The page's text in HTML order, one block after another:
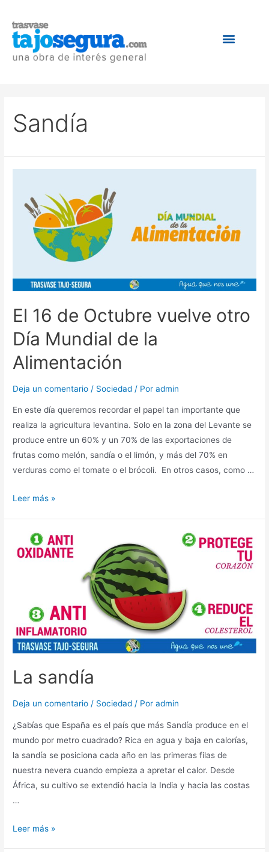
Sandía
El 16 de Octubre vuelve otro
Día Mundial de la
Alimentación
Deja un comentario / Sociedad / Poradmin
En este día queremos recordar el papel tan importante que
realiza la agricultura levantina. Solo en la zona del Levante se
produce entre un 60% y un 70% de las exportaciones de
frutas como melón, sandía o el limón, y más del 70% en
verduras como el tomate o el brócoli. En otros casos, como …
Leer más »
La sandía
Deja un comentario / Sociedad / Poradmin
¿Sabías que España es el país que más Sandía produce en el
mundo por metro cuadrado? Rica en agua y baja en calorías,
la sandía se posiciona cada año en las primeras filas de
nuestra nevera cuando empieza a apretar el calor. Desde
África, su cultivo se extendió hacia la India y hacia las costas
…
Leer más »